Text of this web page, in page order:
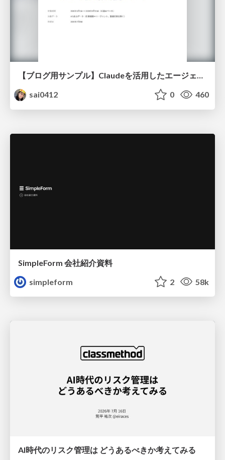
【ブログ用サンプル】Claudeを活用したエージェント分析レポート自動生成例
sai0412
0 460
SimpleForm 会社紹介資料
simpleform
2 58k
AI時代のリスク管理は どうあるべきか考えてみる